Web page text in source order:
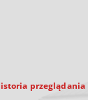
przeglądania